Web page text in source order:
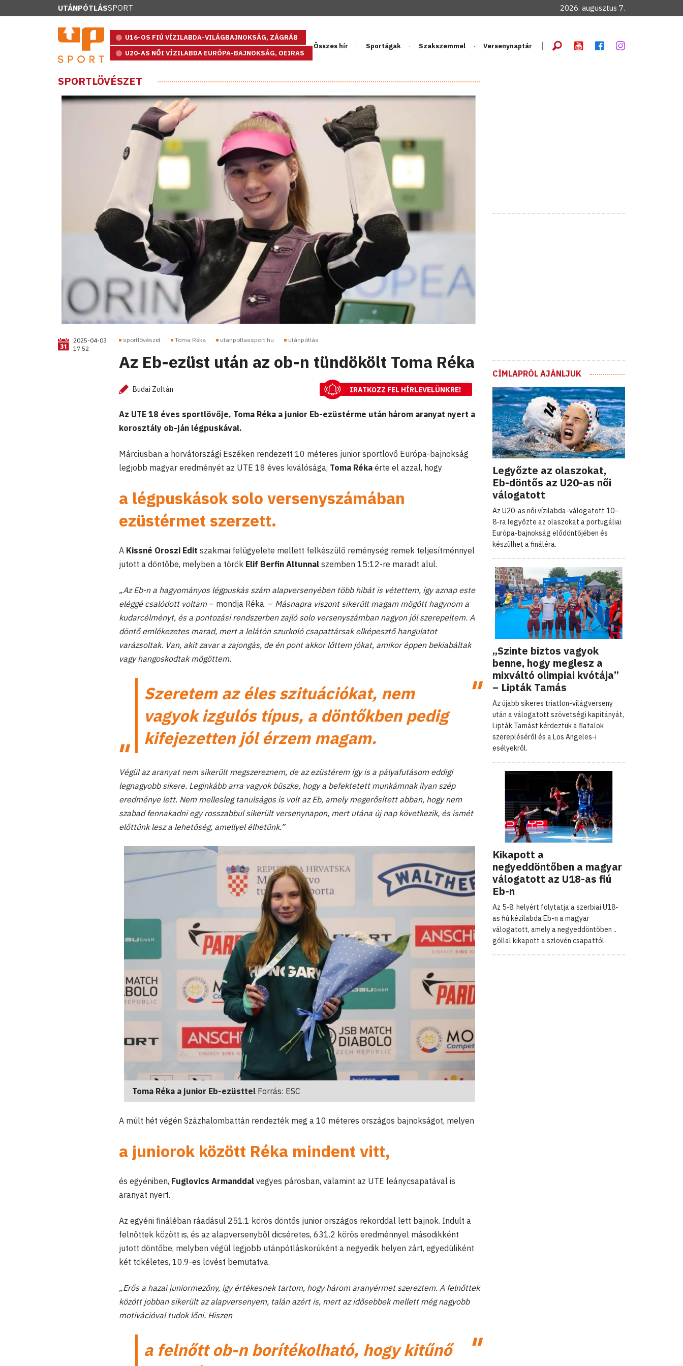
UTÁNPÓTLÁSSPORT 2026. augusztus 7.
U16-OS FIÚ VÍZILABDA-VILÁGBAJNOKSÁG, ZÁGRÁB
U20-AS NŐI VÍZILABDA EURÓPA-BAJNOKSÁG, OEIRAS
Összes hír Sportágak Szakszemmel Versenynaptár
SPORTLÖVÉSZET
2025-04-03
17:52
sportlövészet Toma Réka utanpotlassport.hu utánpótlás
Az Eb-ezüst után az ob-n tündökölt Toma Réka
Budai Zoltán IRATKOZZ FEL HÍRLEVELÜNKRE!
Az UTE 18 éves sportlövője, Toma Réka a junior Eb-ezüstérme után három aranyat nyert a
korosztály ob-ján légpuskával.
Márciusban a horvátországi Eszéken rendezett 10 méteres junior sportlövő Európa-bajnokság
legjobb magyar eredményét az UTE 18 éves kiválósága, Toma Réka érte el azzal, hogy
a légpuskások solo versenyszámában
ezüstérmet szerzett.
A Kissné Oroszi Edit szakmai felügyelete mellett felkészülő reménység remek teljesítménnyel
jutott a döntőbe, melyben a török Elif Berfin Altunnal szemben 15:12-re maradt alul.
„Az Eb-n a hagyományos légpuskás szám alapversenyében több hibát is vétettem, így aznap este
eléggé csalódott voltam– mondja Réka. – Másnapra viszont sikerült magam mögött hagynom a
kudarcélményt, és a pontozási rendszerben zajló solo versenyszámban nagyon jól szerepeltem. A
döntő emlékezetes marad, mert a lelátón szurkoló csapattársak elképesztő hangulatot
varázsoltak. Van, akit zavar a zajongás, de én pont akkor lőttem jókat, amikor éppen bekiabáltak
vagy hangoskodtak mögöttem.
Szeretem az éles szituációkat, nem
vagyok izgulós típus, a döntőkben pedig
kifejezetten jól érzem magam.
Végül az aranyat nem sikerült megszereznem, de az ezüstérem így is a pályafutásom eddigi
legnagyobb sikere. Leginkább arra vagyok büszke, hogy a befektetett munkámnak ilyan szép
eredménye lett. Nem mellesleg tanulságos is volt az Eb, amely megerősített abban, hogy nem
szabad fennakadni egy rosszabbul sikerült versenynapon, mert utána új nap következik, és ismét
előttünk lesz a lehetőség, amellyel élhetünk.”
Toma Réka a junior Eb-ezüsttel Forrás: ESC
A múlt hét végén Százhalombattán rendezték meg a 10 méteres országos bajnokságot, melyen
a juniorok között Réka mindent vitt,
és egyéniben, Fuglovics Armanddal vegyes párosban, valamint az UTE leánycsapatával is
aranyat nyert.
Az egyéni fináléban ráadásul 251.1 körös döntős junior országos rekorddal lett bajnok. Indult a
felnőttek között is, és az alapversenyből dicséretes, 631.2 körös eredménnyel másodikként
jutott döntőbe, melyben végül legjobb utánpótláskorúként a negyedik helyen zárt, egyedüliként
két tökéletes, 10.9-es lövést bemutatva.
„Erős a hazai juniormezőny, így értékesnek tartom, hogy három aranyérmet szereztem. A felnőttek
között jobban sikerült az alapversenyem, talán azért is, mert az idősebbek mellett még nagyobb
motivációval tudok lőni. Hiszen
a felnőtt ob-n borítékolható, hogy kitűnő
CÍMLAPRÓL AJÁNLJUK
Legyőzte az olaszokat,
Eb-döntős az U20-as női
válogatott
Az U20-as női vízilabda-válogatott 10–
8-ra legyőzte az olaszokat a portugáliai
Európa-bajnokság elődöntőjében és
készülhet a fináléra.
„Szinte biztos vagyok
benne, hogy meglesz a
mixváltó olimpiai kvótája”
– Lipták Tamás
Az újabb sikeres triatlon-világverseny
után a válogatott szövetségi kapitányát,
Lipták Tamást kérdeztük a fiatalok
szerepléséről és a Los Angeles-i
esélyekről.
Kikapott a
negyeddöntőben a magyar
válogatott az U18-as fiú
Eb-n
Az 5-8. helyért folytatja a szerbiai U18-
as fiú kézilabda Eb-n a magyar
válogatott, amely a negyeddöntőben ..
góllal kikapott a szlovén csapattól.